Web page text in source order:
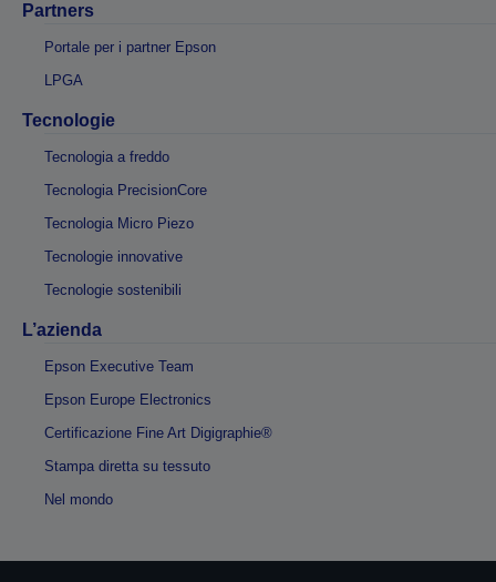
Partners
Portale per i partner Epson
LPGA
Tecnologie
Tecnologia a freddo
Tecnologia PrecisionCore
Tecnologia Micro Piezo
Tecnologie innovative
Tecnologie sostenibili
L’azienda
Epson Executive Team
Epson Europe Electronics
Certificazione Fine Art Digigraphie®
Stampa diretta su tessuto
Nel mondo